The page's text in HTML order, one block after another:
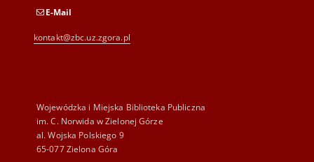
E-Mail
kontakt@zbc.uz.zgora.pl
Wojewódzka i Miejska Biblioteka Publiczna
im. C. Norwida w Zielonej Górze
al. Wojska Polskiego 9
65-077 Zielona Góra